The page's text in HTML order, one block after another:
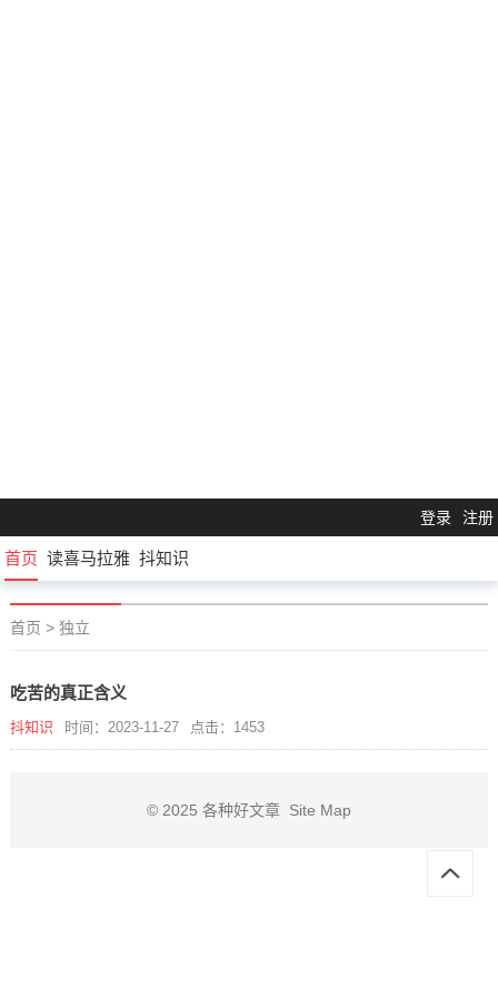
登录 注册
首页 读喜马拉雅 抖知识
首页 > 独立
吃苦的真正含义
抖知识 时间：2023-11-27 点击：1453
© 2025 各种好文章 Site Map